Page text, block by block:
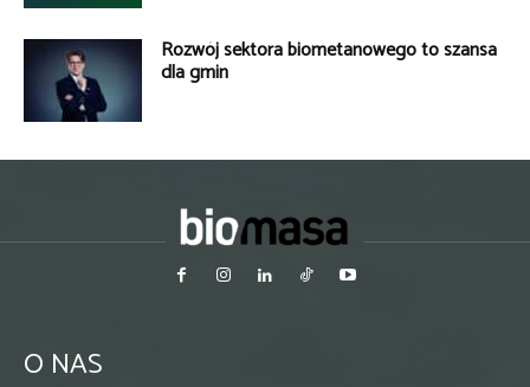
Rozwój sektora biometanowego to szansa
dla gmin
O NAS